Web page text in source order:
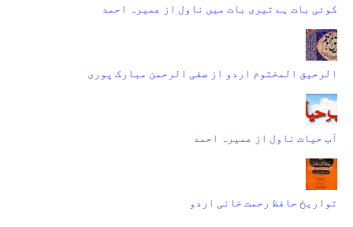
کوئی بات ہے تیری بات میں ناول از عمیرہ احمد
الرحیق المختوم اردو از صفی الرحمن مبارک پوری
آب حیات ناول از عمیرہ احمد
تواریخ حافظ رحمت خانی اردو